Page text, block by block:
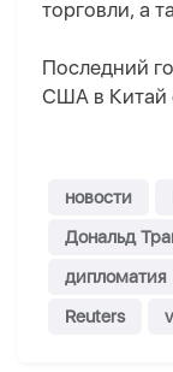
торговли, а
Последний
США в Китай
новости
Дональд
дипломатия
Reuters